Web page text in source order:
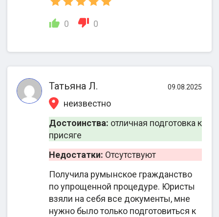
Оформление
ВНЖ Армении
1. Выбор
оптимальных
иммиграции;
документов;
отделение МВД
Армении;
4.
Сопровождение
при подаче
0 0
09.08.2025
Татьяна Л.
неизвестно
Достоинства: отличная подготовка к
присяге
Недостатки: Отсутствуют
Получила румынское гражданство
по упрощенной процедуре. Юристы
взяли на себя все документы, мне
нужно было только подготовиться к